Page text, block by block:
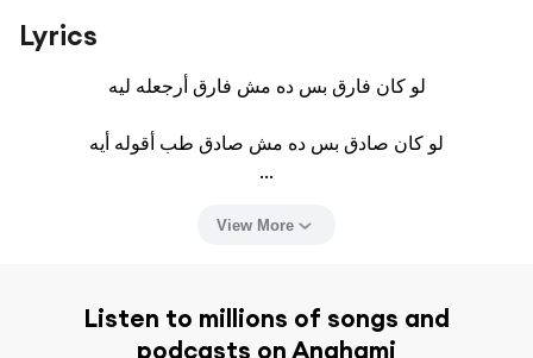
Lyrics
لو كان فارق بس ده مش فارق أرجعله ليه
لو كان صادق بس ده مش صادق طب أقوله أيه
...
View More
Listen to millions of songs and
podcasts on Anghami